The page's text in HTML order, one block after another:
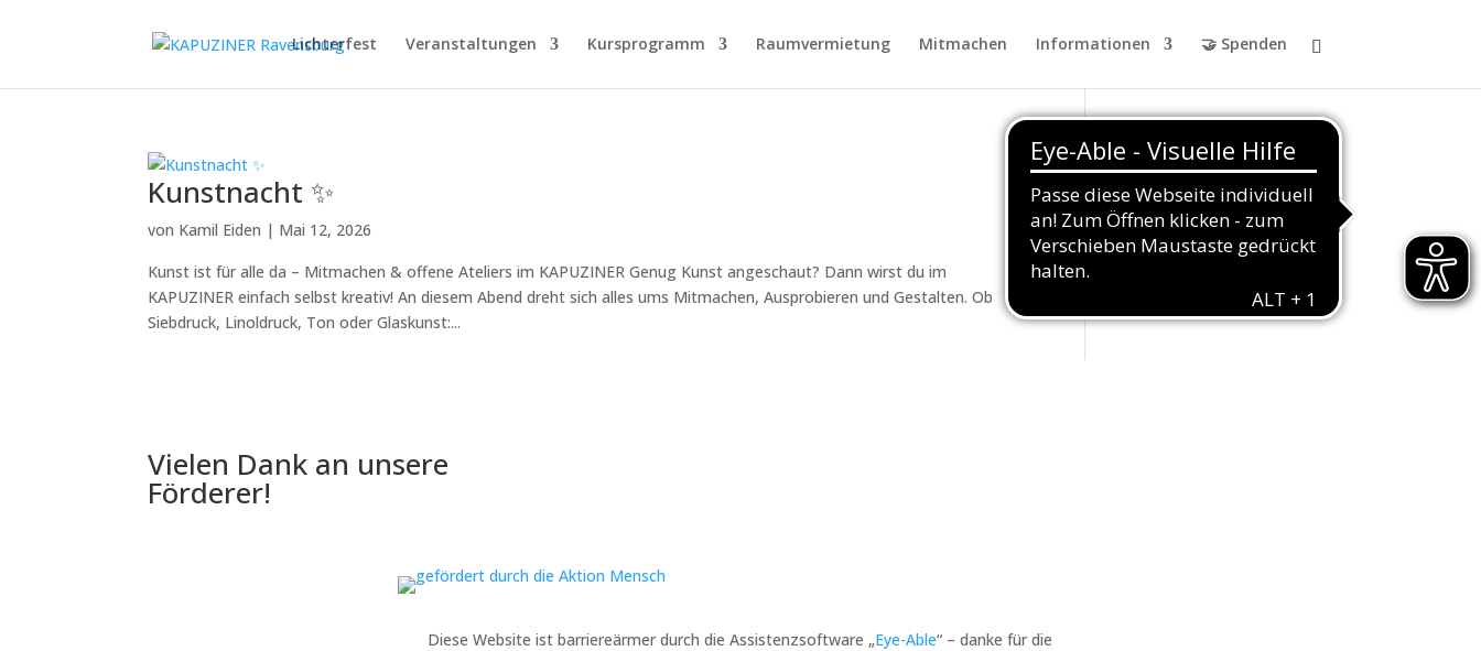
Lichterfest Veranstaltungen Kursprogramm Raumvermietung Mitmachen Informationen 🤝 Spenden
Kunstnacht ✨
von Kamil Eiden | Mai 12, 2026
Kunst ist für alle da – Mitmachen & offene Ateliers im KAPUZINER Genug Kunst angeschaut? Dann wirst du im
KAPUZINER einfach selbst kreativ! An diesem Abend dreht sich alles ums Mitmachen, Ausprobieren und Gestalten. Ob
Siebdruck, Linoldruck, Ton oder Glaskunst:...
Vielen Dank an unsere
Förderer!
Diese Website ist barriereärmer durch die Assistenzsoftware „Eye-Able“ – danke für die